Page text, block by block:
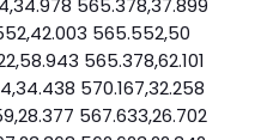
565.378,37.899
565.552,50
565.378,62.101
570.167,32.258
567.633,26.702